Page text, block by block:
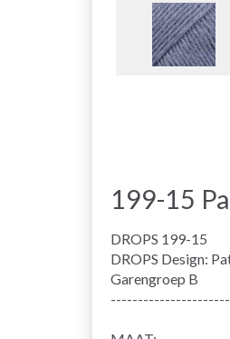
199-15
DROPS 199-15
DROPS Design:
Garengroep B